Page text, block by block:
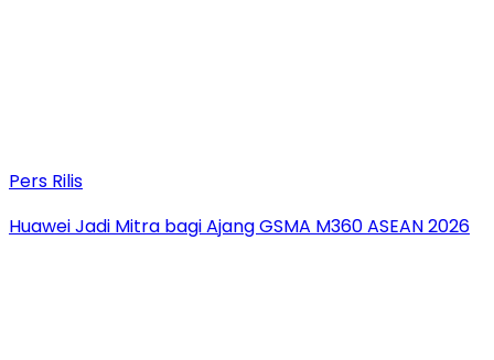
Pers Rilis
Huawei Jadi Mitra bagi Ajang GSMA M360 ASEAN 2026